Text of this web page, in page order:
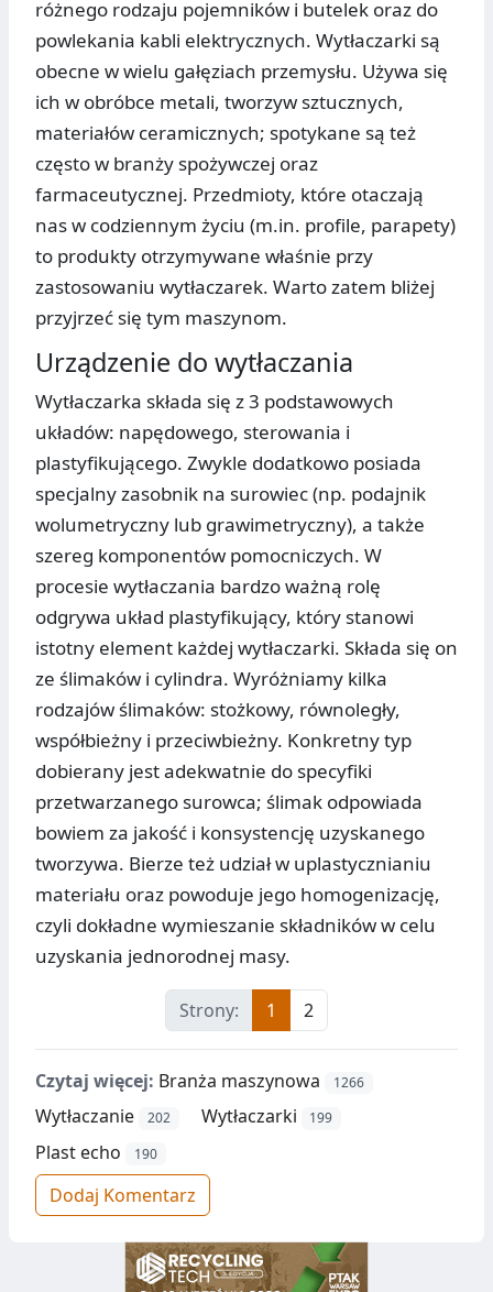
różnego rodzaju pojemników i butelek oraz do
powlekania kabli elektrycznych. Wytłaczarki są
obecne w wielu gałęziach przemysłu. Używa się
ich w obróbce metali, tworzyw sztucznych,
materiałów ceramicznych; spotykane są też
często w branży spożywczej oraz
farmaceutycznej. Przedmioty, które otaczają
nas w codziennym życiu (m.in. profile, parapety)
to produkty otrzymywane właśnie przy
zastosowaniu wytłaczarek. Warto zatem bliżej
przyjrzeć się tym maszynom.
Urządzenie do wytłaczania
Wytłaczarka składa się z 3 podstawowych
układów: napędowego, sterowania i
plastyfikującego. Zwykle dodatkowo posiada
specjalny zasobnik na surowiec (np. podajnik
wolumetryczny lub grawimetryczny), a także
szereg komponentów pomocniczych. W
procesie wytłaczania bardzo ważną rolę
odgrywa układ plastyfikujący, który stanowi
istotny element każdej wytłaczarki. Składa się on
ze ślimaków i cylindra. Wyróżniamy kilka
rodzajów ślimaków: stożkowy, równoległy,
współbieżny i przeciwbieżny. Konkretny typ
dobierany jest adekwatnie do specyfiki
przetwarzanego surowca; ślimak odpowiada
bowiem za jakość i konsystencję uzyskanego
tworzywa. Bierze też udział w uplastycznianiu
materiału oraz powoduje jego homogenizację,
czyli dokładne wymieszanie składników w celu
uzyskania jednorodnej masy.
Strony: 1 2
Czytaj więcej: Branża maszynowa 1266
Wytłaczanie 202 Wytłaczarki 199
Plast echo 190
Dodaj Komentarz